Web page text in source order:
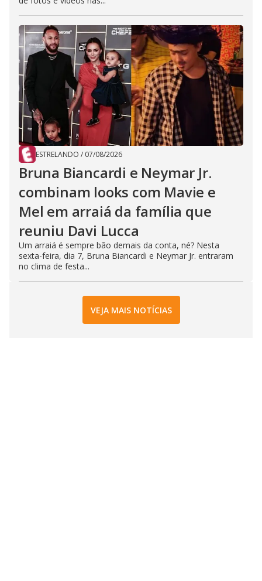
ESTRELANDO / 07/08/2026
Bruna Biancardi e Neymar Jr.
combinam looks com Mavie e
Mel em arraiá da família que
reuniu Davi Lucca
Um arraiá é sempre bão demais da conta, né? Nesta
sexta-feira, dia 7, Bruna Biancardi e Neymar Jr. entraram
no clima de festa...
VEJA MAIS NOTÍCIAS